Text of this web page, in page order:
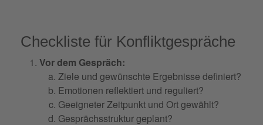
Checkliste für Konfliktgespräche
Vor dem Gespräch:
Ziele und gewünschte Ergebnisse definiert?
Emotionen reflektiert und reguliert?
Geeigneter Zeitpunkt und Ort gewählt?
Gesprächsstruktur geplant?